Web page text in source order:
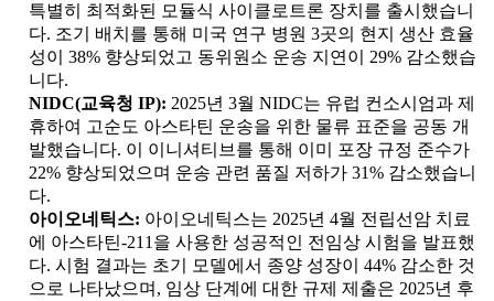
특별히 최적화된 모듈식 사이클로트론 장치를 출시했습니
다. 조기 배치를 통해 미국 연구 병원 3곳의 현지 생산 효율
성이 38% 향상되었고 동위원소 운송 지연이 29% 감소했습
니다.
NIDC(교육청 IP): 2025년 3월 NIDC는 유럽 컨소시엄과 제
휴하여 고순도 아스타틴 운송을 위한 물류 표준을 공동 개
발했습니다. 이 이니셔티브를 통해 이미 포장 규정 준수가
22% 향상되었으며 운송 관련 품질 저하가 31% 감소했습니
다.
아이오네틱스: 아이오네틱스는 2025년 4월 전립선암 치료
에 아스타틴-211을 사용한 성공적인 전임상 시험을 발표했
다. 시험 결과는 초기 모델에서 종양 성장이 44% 감소한 것
으로 나타났으며, 임상 단계에 대한 규제 제출은 2025년 후